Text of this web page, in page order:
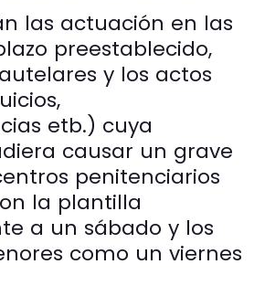
las actuación en las
preestablecido,
y los actos
etb.) cuya
causar un grave
penitenciarios
la plantilla
a un sábado y los
como un viernes